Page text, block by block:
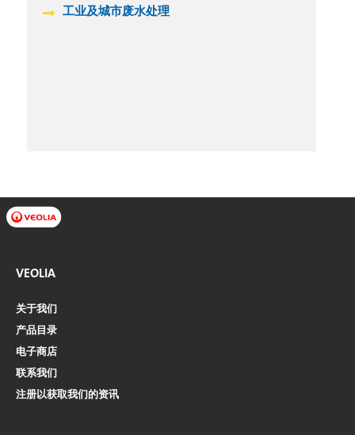
工业及城市废水处理
VEOLIA
关于我们
产品目录
电子商店​​​​​​​
联系我们
注册以获取我们的资讯